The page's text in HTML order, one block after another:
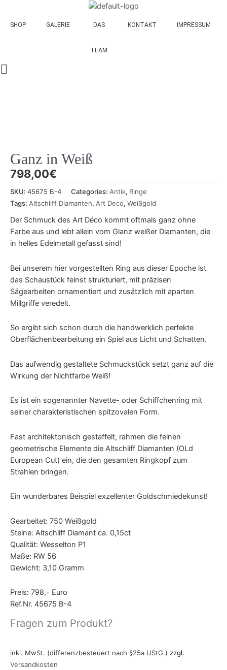
content
SHOP GALERIE DAS
TEAM
KONTAKT IMPRESSUM
Ganz in Weiß
798,00€
SKU: 45675 B-4 Categories: Antik, Ringe
Tags: Altschliff Diamanten, Art Deco, Weißgold
Der Schmuck des Art Déco kommt oftmals ganz ohne
Farbe aus und lebt allein vom Glanz weißer Diamanten, die
in helles Edelmetall gefasst sind!
Bei unserem hier vorgestellten Ring aus dieser Epoche ist
das Schaustück feinst strukturiert, mit präzisen
Sägearbeiten ornamentiert und zusätzlich mit aparten
Millgriffe veredelt.
So ergibt sich schon durch die handwerklich perfekte
Oberflächenbearbeitung ein Spiel aus Licht und Schatten.
Das aufwendig gestaltete Schmuckstück setzt ganz auf die
Wirkung der Nichtfarbe Weiß!
Es ist ein sogenannter Navette- oder Schiffchenring mit
seiner charakteristischen spitzovalen Form.
Fast architektonisch gestaffelt, rahmen die feinen
geometrische Elemente die Altschliff Diamanten (OLd
European Cut) ein, die den gesamten Ringkopf zum
Strahlen bringen.
Ein wunderbares Beispiel exzellenter Goldschmiedekunst!
Gearbeitet: 750 Weißgold
Steine: Altschliff Diamant ca. 0,15ct
Qualität: Wesselton P1
Maße: RW 56
Gewicht: 3,10 Gramm
Preis: 798,- Euro
Ref.Nr. 45675 B-4
Fragen zum Produkt?
inkl. MwSt. (differenzbesteuert nach §25a UStG.) zzgl.
Versandkosten